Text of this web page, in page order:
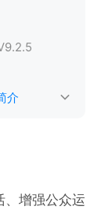
9.2.5
介
、增强公众运